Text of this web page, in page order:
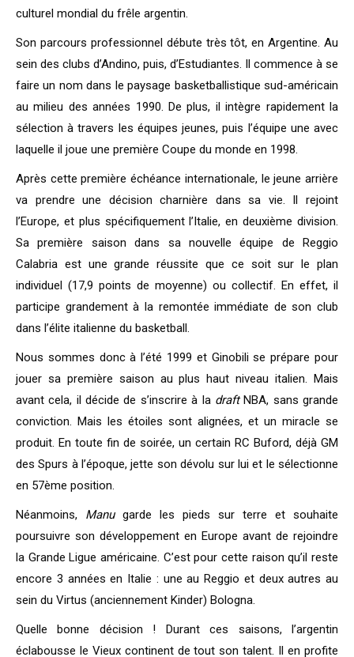
culturel mondial du frêle argentin.
Son parcours professionnel débute très tôt, en Argentine. Au
sein des clubs d’Andino, puis, d’Estudiantes. Il commence à se
faire un nom dans le paysage basketballistique sud-américain
au milieu des années 1990. De plus, il intègre rapidement la
sélection à travers les équipes jeunes, puis l’équipe une avec
laquelle il joue une première Coupe du monde en 1998.
Après cette première échéance internationale, le jeune arrière
va prendre une décision charnière dans sa vie. Il rejoint
l’Europe, et plus spécifiquement l’Italie, en deuxième division.
Sa première saison dans sa nouvelle équipe de Reggio
Calabria est une grande réussite que ce soit sur le plan
individuel (17,9 points de moyenne) ou collectif. En effet, il
participe grandement à la remontée immédiate de son club
dans l’élite italienne du basketball.
Nous sommes donc à l’été 1999 et Ginobili se prépare pour
jouer sa première saison au plus haut niveau italien. Mais
avant cela, il décide de s’inscrire à la draftNBA, sans grande
conviction. Mais les étoiles sont alignées, et un miracle se
produit. En toute fin de soirée, un certain RC Buford, déjà GM
des Spurs à l’époque, jette son dévolu sur lui et le sélectionne
en 57ème position.
Néanmoins, Manugarde les pieds sur terre et souhaite
poursuivre son développement en Europe avant de rejoindre
la Grande Ligue américaine. C’est pour cette raison qu’il reste
encore 3 années en Italie : une au Reggio et deux autres au
sein du Virtus (anciennement Kinder) Bologna.
Quelle bonne décision ! Durant ces saisons, l’argentin
éclabousse le Vieux continent de tout son talent. Il en profite